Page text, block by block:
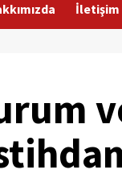
İletişim